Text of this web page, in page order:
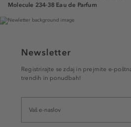
Molecule 234·38 Eau de Parfum
Newsletter
Registrirajte se zdaj in prejmite e-
trendih in ponudbah!